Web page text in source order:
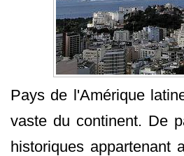
Pays de l'Amérique
vaste du continent. De
historiques appartenant